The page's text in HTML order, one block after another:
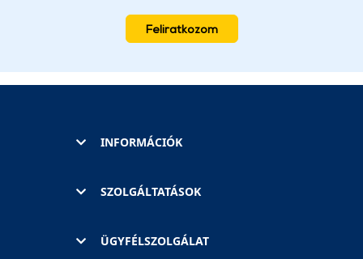
Feliratkozom
INFORMÁCIÓK
SZOLGÁLTATÁSOK
ÜGYFÉLSZOLGÁLAT